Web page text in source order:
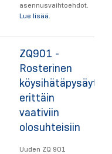
asennusvaihtoehdot.
Lue lisää.
ZQ901 -
Rosterinen
köysihätäpysäytin
erittäin
vaativiin
olosuhteisiin
Uuden ZQ 901